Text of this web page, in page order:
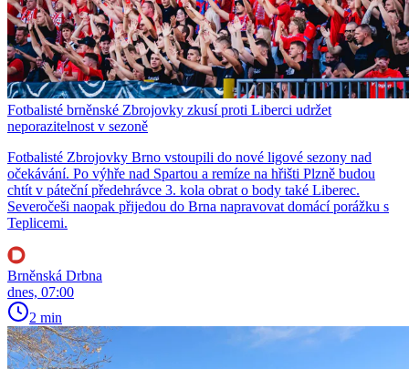
Fotbalisté brněnské Zbrojovky zkusí proti Liberci udržet
neporazitelnost v sezoně
Fotbalisté Zbrojovky Brno vstoupili do nové ligové sezony nad
očekávání. Po výhře nad Spartou a remíze na hřišti Plzně budou
chtít v páteční předehrávce 3. kola obrat o body také Liberec.
Severočeši naopak přijedou do Brna napravovat domácí porážku s
Teplicemi.
Brněnská Drbna
dnes, 07:00
2 min